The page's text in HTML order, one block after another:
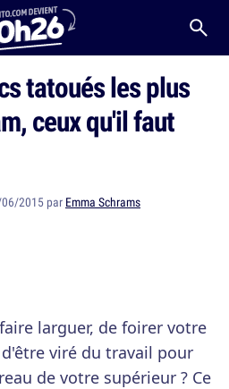
tatoués les plus
ceux qu'il faut
2015 par Emma Schrams
larguer, de foirer votre
viré du travail pour
de votre supérieur ? Ce